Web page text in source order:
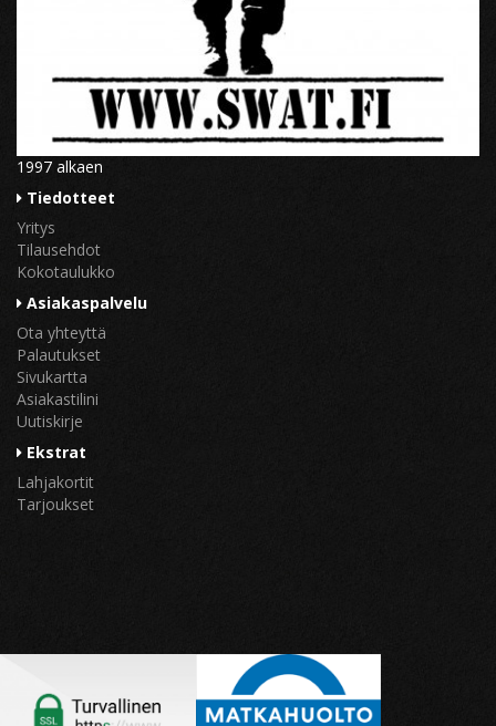
1997 alkaen
Tiedotteet
Yritys
Tilausehdot
Kokotaulukko
Asiakaspalvelu
Ota yhteyttä
Palautukset
Sivukartta
Asiakastilini
Uutiskirje
Ekstrat
Lahjakortit
Tarjoukset